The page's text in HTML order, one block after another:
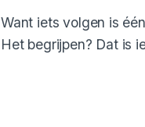
Want iets volgen is
Het begrijpen? Dat is